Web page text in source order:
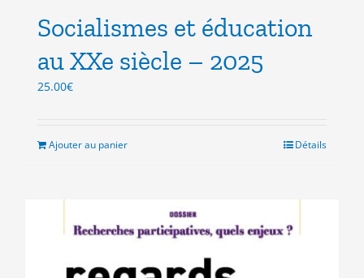
Socialismes et éducation
au XXe siècle – 2025
25.00€
Ajouter au panier Détails